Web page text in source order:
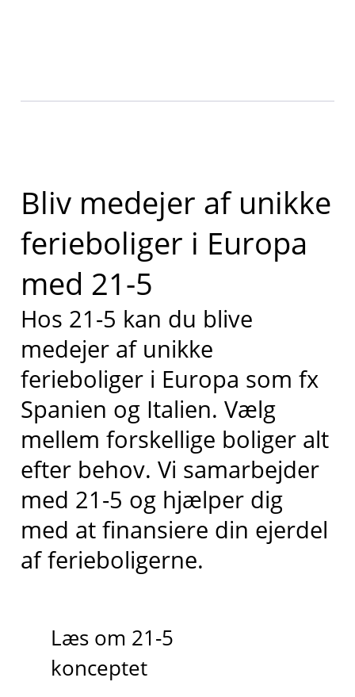
Bliv medejer af unikke
ferieboliger i Europa
med 21-5
Hos 21-5 kan du blive
medejer af unikke
ferieboliger i Europa som fx
Spanien og Italien. Vælg
mellem forskellige boliger alt
efter behov. Vi samarbejder
med 21-5 og hjælper dig
med at finansiere din ejerdel
af ferieboligerne.
Læs om 21-5
konceptet